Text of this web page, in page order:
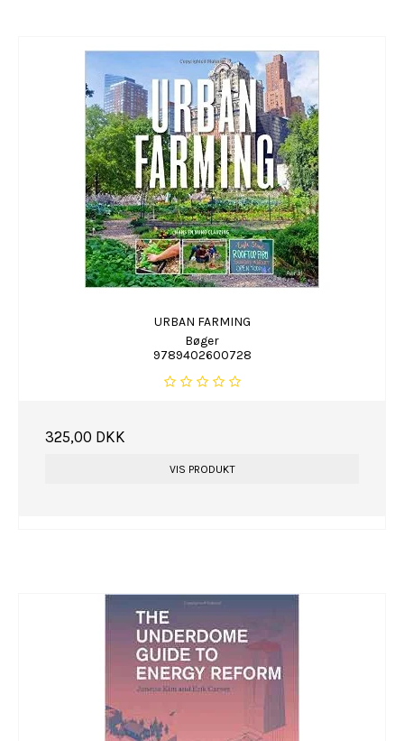
URBAN FARMING
Bøger
9789402600728
325,00 DKK
VIS PRODUKT